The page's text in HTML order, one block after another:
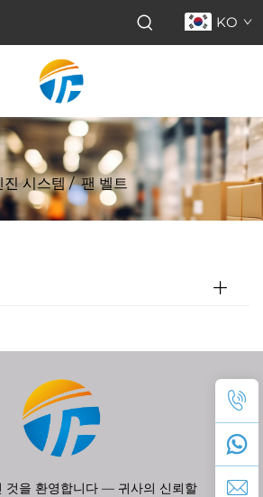
KO
진 시스템/팬 벨트
것을 환영합니다 — 귀사의 신뢰할